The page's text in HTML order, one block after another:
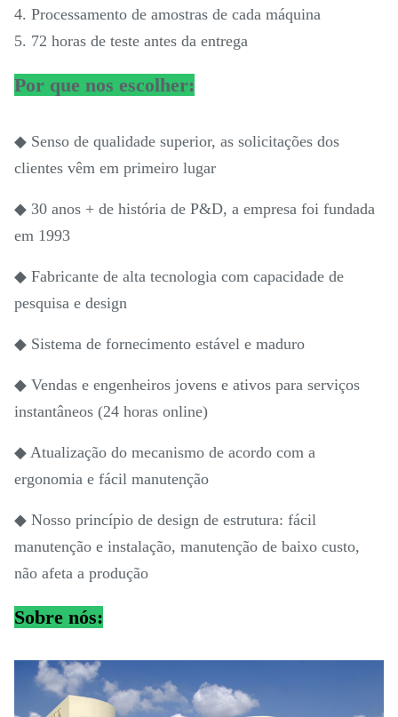
4. Processamento de amostras de cada máquina
5. 72 horas de teste antes da entrega
Por que nos escolher:
◆ Senso de qualidade superior, as solicitações dos
clientes vêm em primeiro lugar
◆ 30 anos + de história de P&D, a empresa foi fundada
em 1993
◆ Fabricante de alta tecnologia com capacidade de
pesquisa e design
◆ Sistema de fornecimento estável e maduro
◆ Vendas e engenheiros jovens e ativos para serviços
instantâneos (24 horas online)
◆ Atualização do mecanismo de acordo com a
ergonomia e fácil manutenção
◆ Nosso princípio de design de estrutura: fácil
manutenção e instalação, manutenção de baixo custo,
não afeta a produção
Sobre nós: